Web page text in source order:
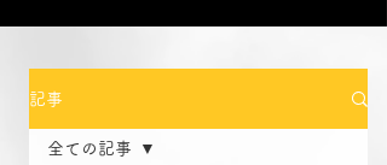
記事
全ての記事